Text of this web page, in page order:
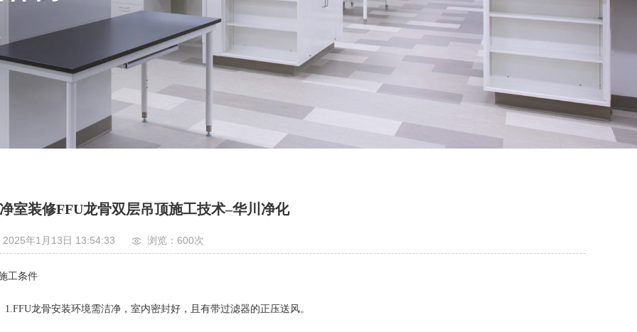
室装修FFU龙骨双层吊顶施工技术–华川净化
2025年1月13日 13:54:33 浏览：600次
工条件
龙骨安装环境需洁净，室内密封好，且有带过滤器的正压送风。